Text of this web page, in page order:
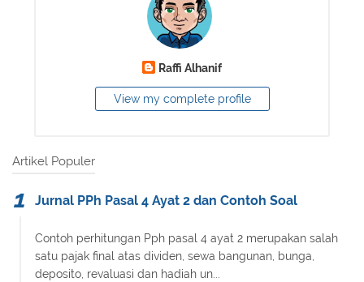
Raffi Alhanif
View my complete profile
Artikel Populer
Jurnal PPh Pasal 4 Ayat 2 dan Contoh Soal
Contoh perhitungan Pph pasal 4 ayat 2 merupakan salah
satu pajak final atas dividen, sewa bangunan, bunga,
deposito, revaluasi dan hadiah un...